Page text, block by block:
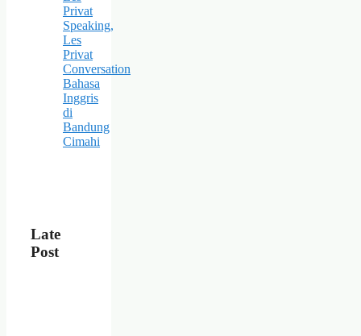
Privat
Speaking,
Les
Privat
Conversation
Bahasa
Inggris
di
Bandung
Cimahi
Late
Post